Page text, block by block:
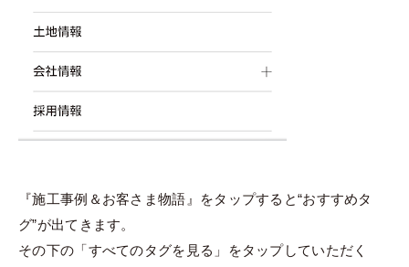
『施工事例＆お客さま物語』をタップすると“おすすめタ
グ”が出てきます。
その下の「すべてのタグを見る」をタップしていただく